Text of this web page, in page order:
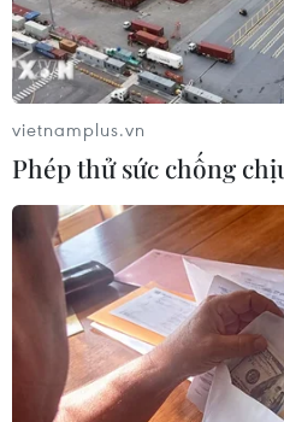
#Bản tin thời sự
#Tội phạm
#Tội phạm hình sự
#Hình sự
TIN LIÊN QUAN
vietnamplus.vn
Phép thử sức chống